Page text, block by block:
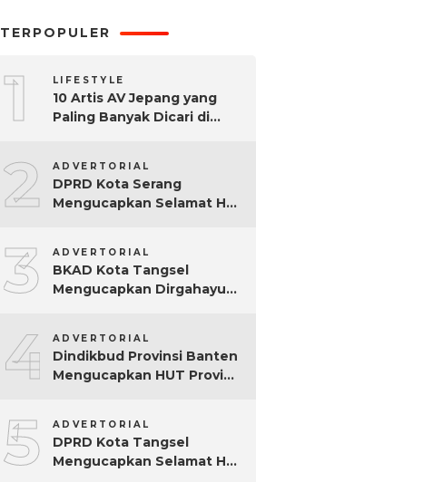
TERPOPULER
1 LIFESTYLE
10 Artis AV Jepang yang
Paling Banyak Dicari di
2 ADVERTORIAL
DPRD Kota Serang
Mengucapkan Selamat Hari
3 ADVERTORIAL
BKAD Kota Tangsel
Mengucapkan Dirgahayu
4 ADVERTORIAL
Dindikbud Provinsi Banten
Mengucapkan HUT Provinsi
5 ADVERTORIAL
DPRD Kota Tangsel
Mengucapkan Selamat Hari